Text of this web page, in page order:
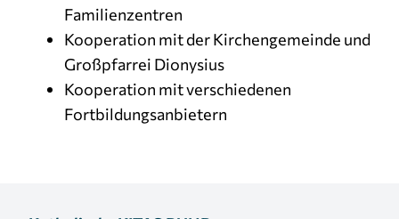
Familienzentren
Kooperation mit der Kirchengemeinde und
Großpfarrei Dionysius
Kooperation mit verschiedenen
Fortbildungsanbietern